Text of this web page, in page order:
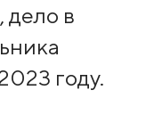
дело в
году.